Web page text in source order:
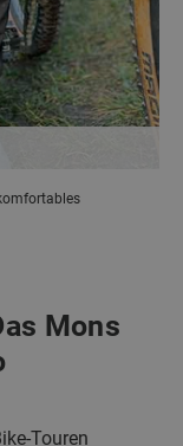
Mons
Touren